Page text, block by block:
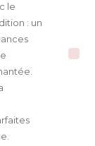
le
: un